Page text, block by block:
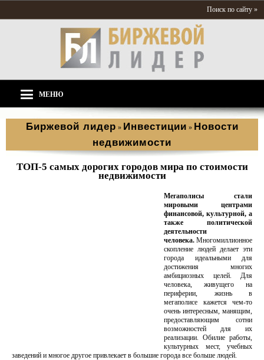
Поиск по сайту »
МЕНЮ
Биржевой лидер » Инвестиции » Новости
недвижимости
ТОП-5 самых дорогих городов мира по стоимости
недвижимости
Мегаполисы стали
мировыми центрами
финансовой, культурной, а
также политической
деятельности
человека. Многомиллионное
скопление людей делает эти
города идеальными для
достижения многих
амбициозных целей. Для
человека, живущего на
периферии, жизнь в
мегаполисе кажется чем-то
очень интересным, манящим,
предоставляющим сотни
возможностей для их
реализации. Обилие работы,
культурных мест, учебных
заведений и многое другое привлекает в большие города все больше людей.